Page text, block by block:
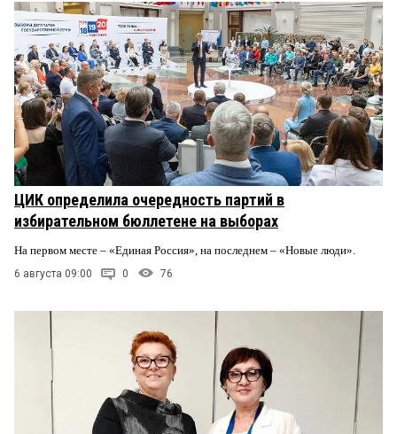
ЦИК определила очередность партий в
избирательном бюллетене на выборах
На первом месте – «Единая Россия», на последнем – «Новые люди».
6 августа 09:00 0 76